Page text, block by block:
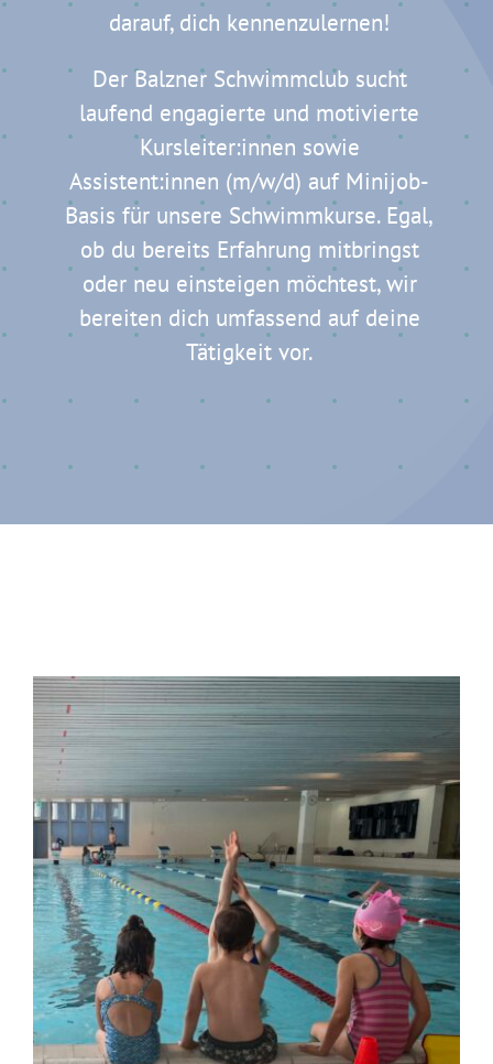
darauf, dich kennenzulernen!
Der Balzner Schwimmclub sucht
laufend engagierte und motivierte
Kursleiter:innen sowie
Assistent:innen (m/w/d) auf Minijob-
Basis für unsere Schwimmkurse. Egal,
ob du bereits Erfahrung mitbringst
oder neu einsteigen möchtest, wir
bereiten dich umfassend auf deine
Tätigkeit vor.